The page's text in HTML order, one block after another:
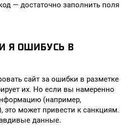
— достаточно заполнить поля
Я ОШИБУСЬ В
сайт за ошибки в разметке
их. Но если вы намеренно
(например,
может привести к санкциям.
данные.